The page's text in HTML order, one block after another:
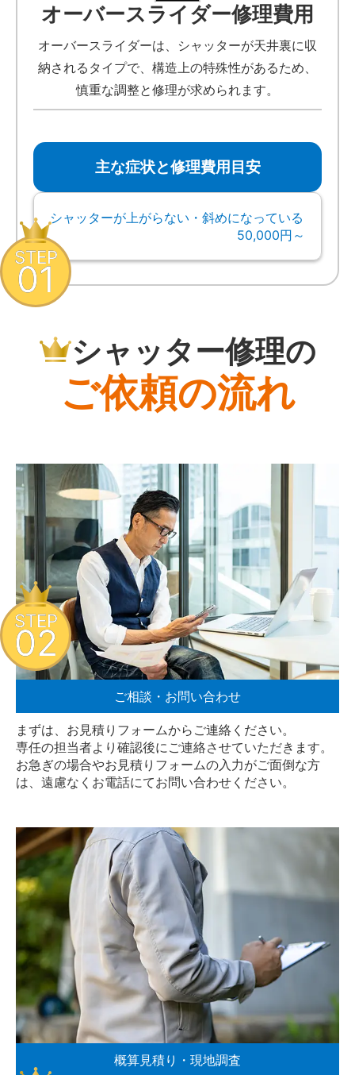
オーバースライダー修理費用
オーバースライダーは、シャッターが天井裏に収
納されるタイプで、構造上の特殊性があるため、
慎重な調整と修理が求められます。
主な症状と修理費用目安
シャッターが上がらない・斜めになっている
50,000円～
シャッター修理の
ご依頼の流れ
STEP
01
ご相談・お問い合わせ
まずは、お見積りフォームからご連絡ください。
専任の担当者より確認後にご連絡させていただきます。
お急ぎの場合やお見積りフォームの入力がご面倒な方
は、遠慮なく お電話にてお問い合わせください。
STEP
02
概算見積り・現地調査